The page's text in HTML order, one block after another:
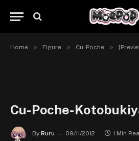
Home » Figure » Cu-Poche » [Preview]
Cu-Poche-
By Ruru 09/11/2012 1 Min